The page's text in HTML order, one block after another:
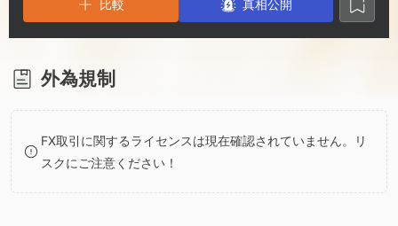
3
5
6
83
5
6
比較 真相公開
外為規制
FX取引に関するライセンスは現在確認されていません。リ
スクにご注意ください！